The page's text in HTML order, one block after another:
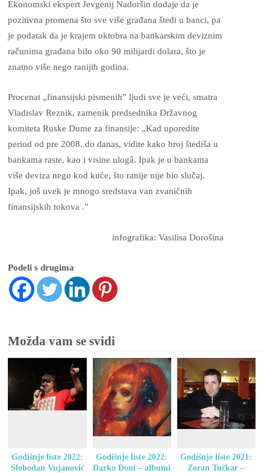
Ekonomski ekspert Jevgenij Nadoršin dodaje da je
pozitivna promena što sve više građana štedi u banci, pa
je podatak da je krajem oktobra na bankarskim deviznim
računima građana bilo oko 90 milijardi dolara, što je
znatno više nego ranijih godina.
Procenat „finansijski pismenih” ljudi sve je veći, smatra
Vladislav Reznik, zamenik predsednika Državnog
komiteta Ruske Dume za finansije: „Kad uporedite
period od pre 2008. do danas, vidite kako broj štediša u
bankama raste, kao i visine ulogâ. Ipak je u bankama
više deviza nego kod kuće, što ranije nije bio slučaj.
Ipak, još uvek je mnogo sredstava van zvaničnih
finansijskih tokova .”
infografika: Vasilisa Dorošina
Podeli s drugima
Možda vam se svidi
Godišnje liste 2022:
Slobodan Vujanović
Godišnje liste 2022:
Darko Doni – albumi
Godišnje liste 2021:
Zoran Tučkar –